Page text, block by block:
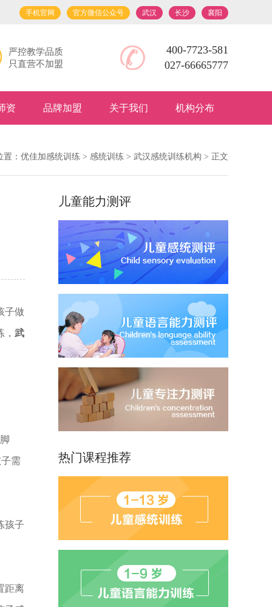
襄阳
长沙
武汉
官方微信公众号
手机官网
严控教学品质
只直营不加盟
400-7723-581
027-66665777
资 品牌加盟 关于我们 机构分布
： 优佳加感统训练 > 感统训练 > 武汉感统训练机构 > 正文
子做
武
需
孩子
距离
儿童能力测评
热门课程推荐